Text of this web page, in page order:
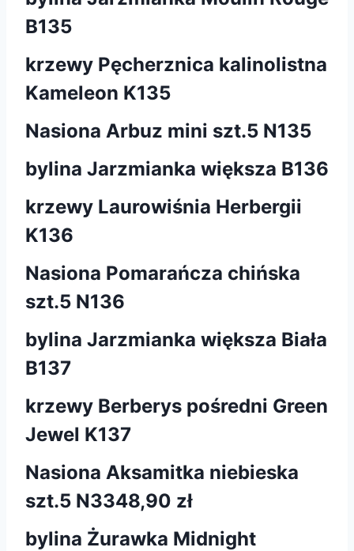
B135
krzewy Pęcherznica kalinolistna
Kameleon K135
Nasiona Arbuz mini szt.5 N135
bylina Jarzmianka większa B136
krzewy Laurowiśnia Herbergii
K136
Nasiona Pomarańcza chińska
szt.5 N136
bylina Jarzmianka większa Biała
B137
krzewy Berberys pośredni Green
Jewel K137
Nasiona Aksamitka niebieska
szt.5 N3348,90 zł
bylina Żurawka Midnight